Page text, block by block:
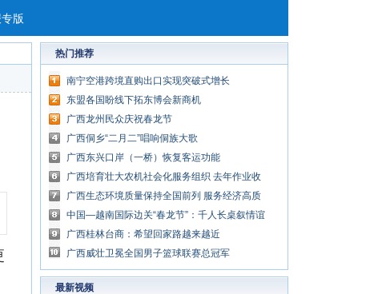
版
热门推荐
南宁空港跨境直购出口实现突破式增长
东盟各国盼线下拓东博会新商机
广西龙州民众庆祝春龙节
广西侗乡“二月二”唱响侗族大歌
广西东兴口岸（一桥）恢复客运功能
广西培育壮大农机社会化服务组织 去年作业收
入逾9亿元
广西生态环境质量保持全国前列 服务经济高质
量发展
中国—越南国际边关“春龙节”：千人长桌叙情谊
百人天琴唱未来
广西桂林台商：希望回家路越来越近
广西威壮卫冕全国男子篮球联赛总冠军
最新视频